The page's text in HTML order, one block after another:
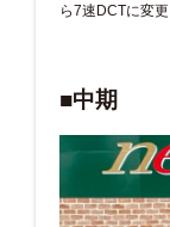
ら7速DCTに変更
■中期